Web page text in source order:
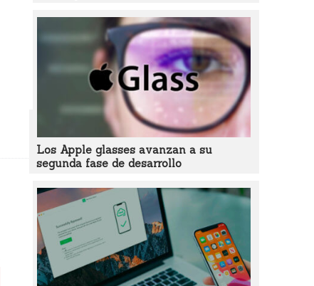
Los Apple glasses avanzan a su
segunda fase de desarrollo